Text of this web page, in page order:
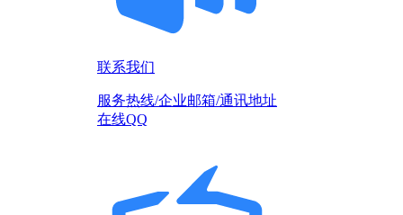
联系我们
服务热线/企业邮箱/通讯地址
在线QQ